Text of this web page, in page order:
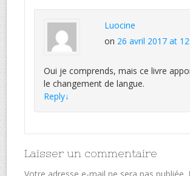
Luocine
on 26 avril 2017 at
Oui je comprends, mais ce livre
le changement de langue.
Reply↓
Laisser un commentaire